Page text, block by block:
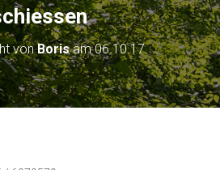
vonBorisam06.10.17